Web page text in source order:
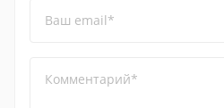
Ваш email*
Комментарий*